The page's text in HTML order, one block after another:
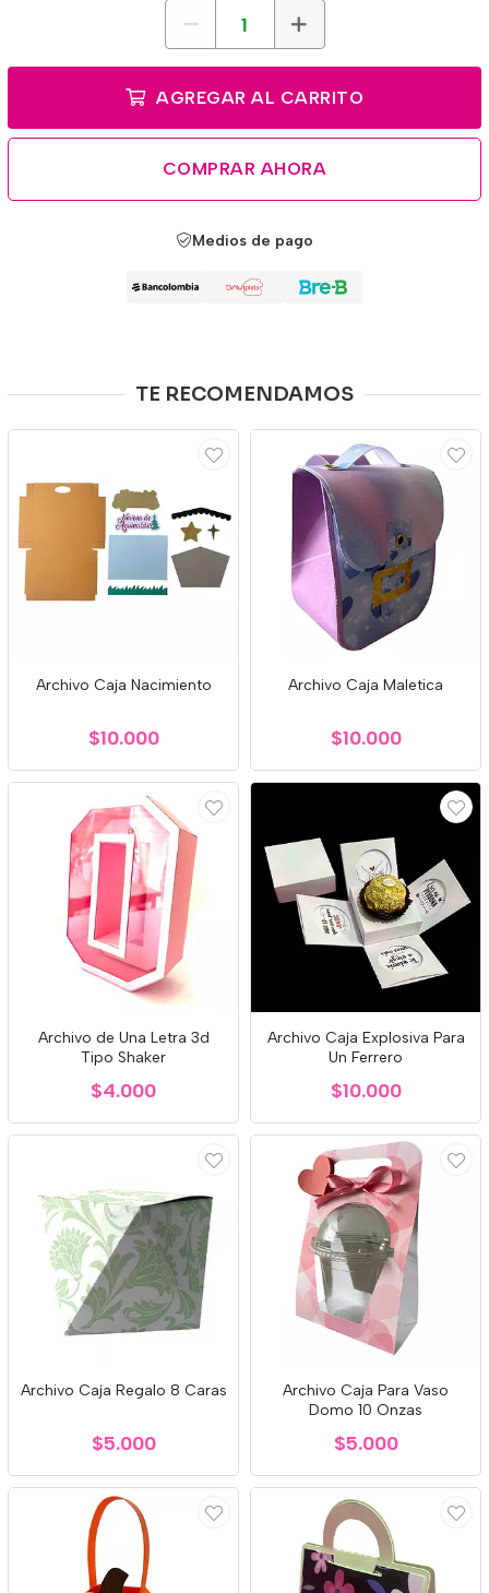
AGREGAR AL CARRITO
COMPRAR AHORA
Medios de pago
TE RECOMENDAMOS
Archivo Caja Nacimiento
$10.000
Archivo Caja Maletica
$10.000
Archivo de Una Letra 3d
Tipo Shaker
$4.000
Archivo Caja Explosiva Para
Un Ferrero
$10.000
Archivo Caja Regalo 8 Caras
$5.000
Archivo Caja Para Vaso
Domo 10 Onzas
$5.000